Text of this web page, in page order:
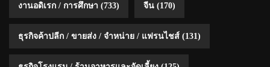
งานอดิเรก / การศึกษา (733) จีน (170)
ธุรกิจค้าปลีก / ขายส่ง / จำหน่าย / แฟรนไชส์ (131)